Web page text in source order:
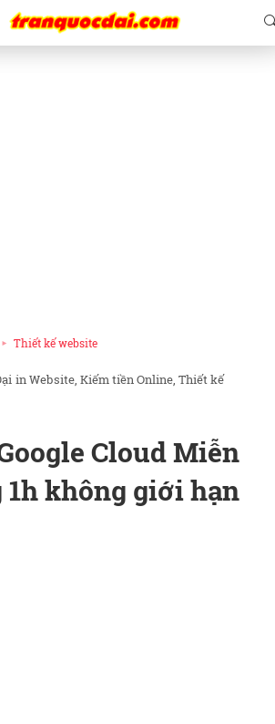
Thiết kế website
inWebsite Kiếm tiền Online Thiết kế
Cloud Miễn
không giới hạn